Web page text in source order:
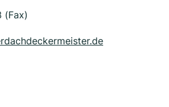
(Fax)